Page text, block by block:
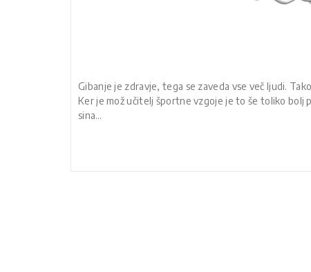
Gibanje je zdravje, tega se zaveda vse več ljudi.
Ker je mož učitelj športne vzgoje je to še toliko bolj
sina…